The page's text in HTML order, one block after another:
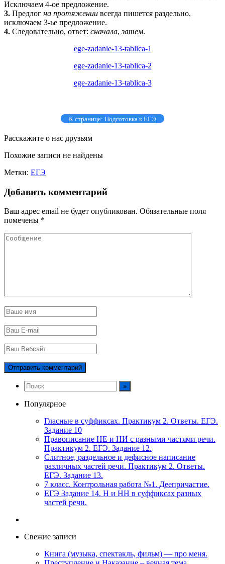
Исключаем 4-ое предложение.
3. Предлог на протяжении всегда пишется раздельно,
исключаем 3-ье предложение.
4. Следовательно, ответ: сначала,затем.
ege-zadanie-13-tablica-1
ege-zadanie-13-tablica-2
ege-zadanie-13-tablica-3
К странице: Подготовка к ЕГЭ
Расскажите о нас друзьям
Похожие записи не найдены
Метки: ЕГЭ
Добавить комментарий
Ваш адрес email не будет опубликован. Обязательные поля
помечены *
Популярное
Гласные в суффиксах. Практикум 2. Ответы. ЕГЭ.
Задание 10
Правописание НЕ и НИ с разными частями речи.
Практикум 2. ЕГЭ. Задание 12.
Слитное, раздельное и дефисное написание
различных частей речи. Практикум 2. Ответы.
ЕГЭ. Задание 13.
7 класс. Контрольная работа №1. Деепричастие.
ЕГЭ Задание 14. Н и НН в суффиксах разных
частей речи.
Свежие записи
Книга (музыка, спектакль, фильм) — про меня.